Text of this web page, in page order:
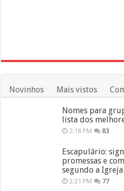
Novinhos Mais vistos
Nomes para
lista dos
2:18 PM 83
Escapulário:
promessas e
segundo a
2:21 PM 77